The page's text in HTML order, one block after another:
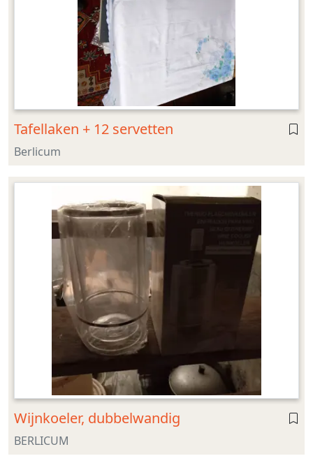
Tafellaken + 12 servetten
Berlicum
Wijnkoeler, dubbelwandig
BERLICUM